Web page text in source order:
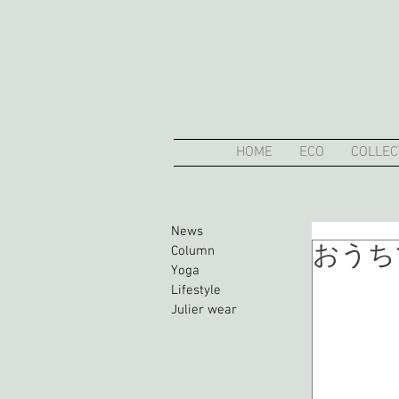
HOME ECO
News
Column
Yoga
Lifestyle
Julier wear
おう